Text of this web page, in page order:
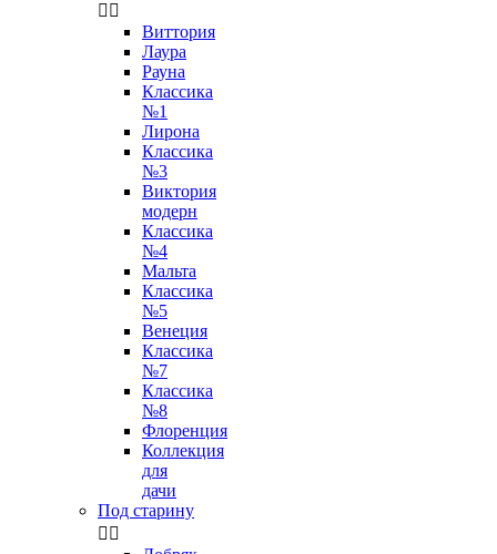
 
Виттория
Лаура
Рауна
Классика
№1
Лирона
Классика
№3
Виктория
модерн
Классика
№4
Мальта
Классика
№5
Венеция
Классика
№7
Классика
№8
Флоренция
Коллекция
для
дачи
Под старину
 